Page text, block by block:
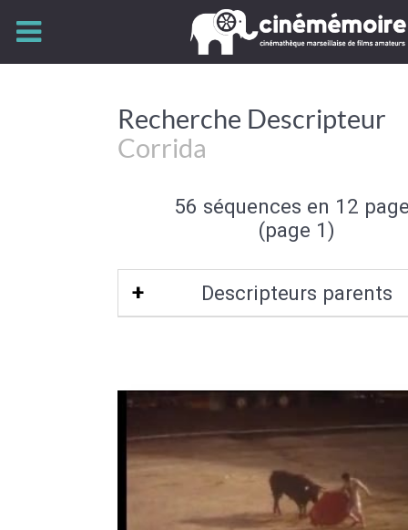
Recherche Descripteur
Corrida
56 séquences en 12
(page 1)
Descripteurs parents